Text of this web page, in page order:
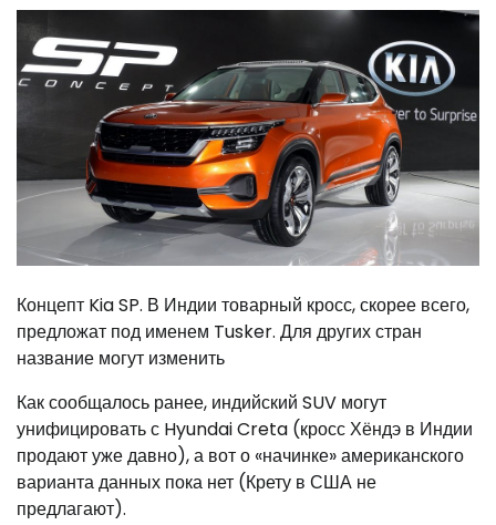
Концепт Kia SP. В Индии товарный кросс, скорее всего,
предложат под именем Tusker. Для других стран
название могут изменить
Как сообщалось ранее, индийский SUV могут
унифицировать с Hyundai Creta (кросс Хёндэ в Индии
продают уже давно), а вот о «начинке» американского
варианта данных пока нет (Крету в США не
предлагают).